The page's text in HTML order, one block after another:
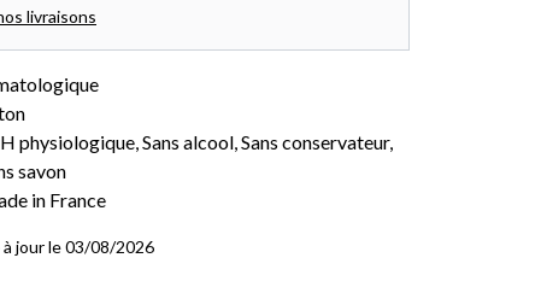
livraisons
physiologique, Sans alcool, Sans conservateur,
savon
in France
jour le 03/08/2026